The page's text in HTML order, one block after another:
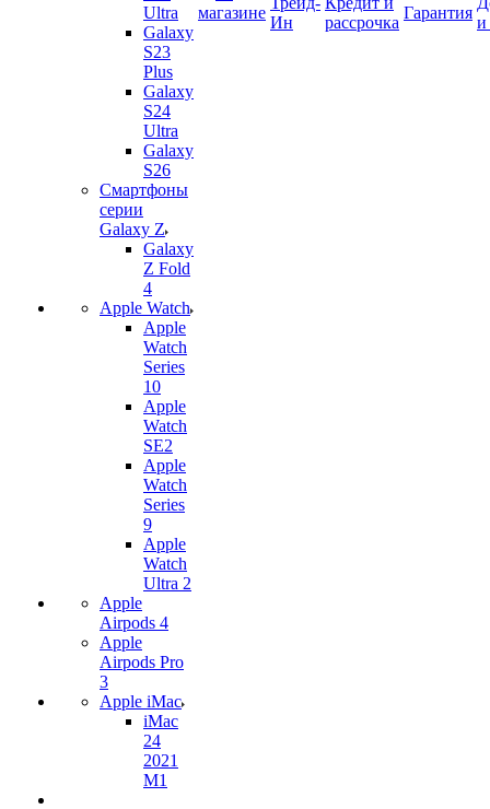
Ultra
Galaxy
S23
Plus
Galaxy
S24
Ultra
Galaxy
S26
Смартфоны
серии
Galaxy Z
Galaxy
Z Fold
4
Apple Watch
Apple
Watch
Series
10
Apple
Watch
SE2
Apple
Watch
Series
9
Apple
Watch
Ultra 2
Apple
Airpods 4
Apple
Airpods Pro
3
Apple iMac
iMac
24
2021
M1
магазине
Ин
рассрочка
Гарантия
и